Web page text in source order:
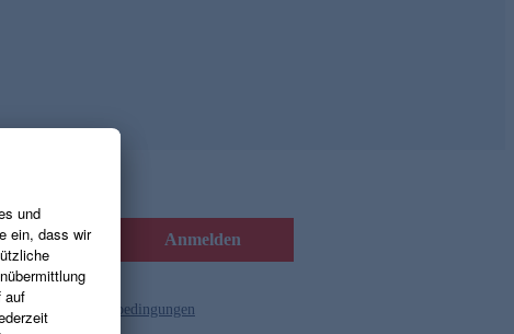
Anmelden
und die Gutscheinbedingungen